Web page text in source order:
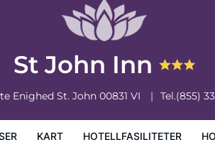
St John Inn
Enighed St. John 00831 VI Tel.(855)
KART HOTELLFASILITETER